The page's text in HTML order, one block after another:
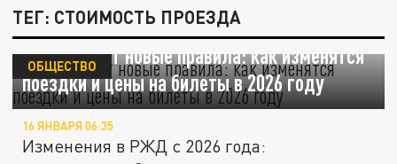
ТЕГ: СТОИМОСТЬ ПРОЕЗДА
РЖД вводит новые правила: как изменятся
поездки и цены на билеты в 2026 году
ОБЩЕСТВО
16 ЯНВАРЯ 06:35
Изменения в РЖД с 2026 года: